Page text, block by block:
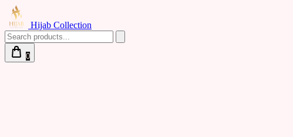
Hijab Collection
0